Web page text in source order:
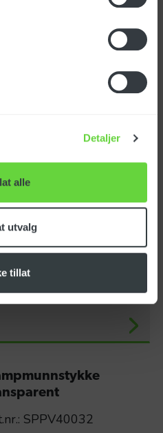
Detaljer
alle
utvalg
tillat
(2)
for
MPVR45775
SPPV40032